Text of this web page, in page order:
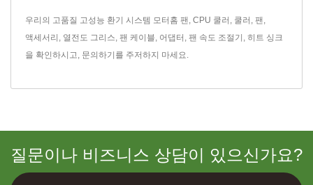
우리의 고품질 고성능 환기 시스템 모터홈 팬 , CPU 쿨러 , 쿨러 , 팬 ,
액세서리 , 열전도 그리스, 팬 케이블, 어댑터 , 팬 속도 조절기 , 히트 싱크
을 확인하시고, 문의하기 를 주저하지 마세요.
질문이나 비즈니스 상담이 있으신가요?